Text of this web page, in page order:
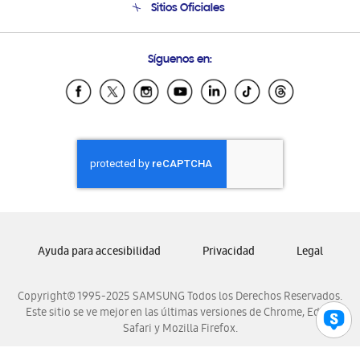
Soporte vía eMail
Sitios Oficiales
Samsung Ecuador
Samsung El Salvador
Samsung Honduras
Samsung Nicaragua
Samsung Panamá
Samsung Venezuela
Síguenos en:
Copyright© 1995-2025 SAMSUNG Todos los Derechos Reservados.
Este sitio se ve mejor en las últimas versiones de Chrome, Edge,
Safari y Mozilla Firefox.
Ayuda para accesibilidad Privacidad Legal